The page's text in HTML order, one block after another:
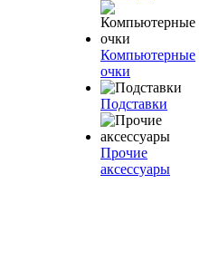
Компьютерные
очки
Подставки
Прочие
аксессуары